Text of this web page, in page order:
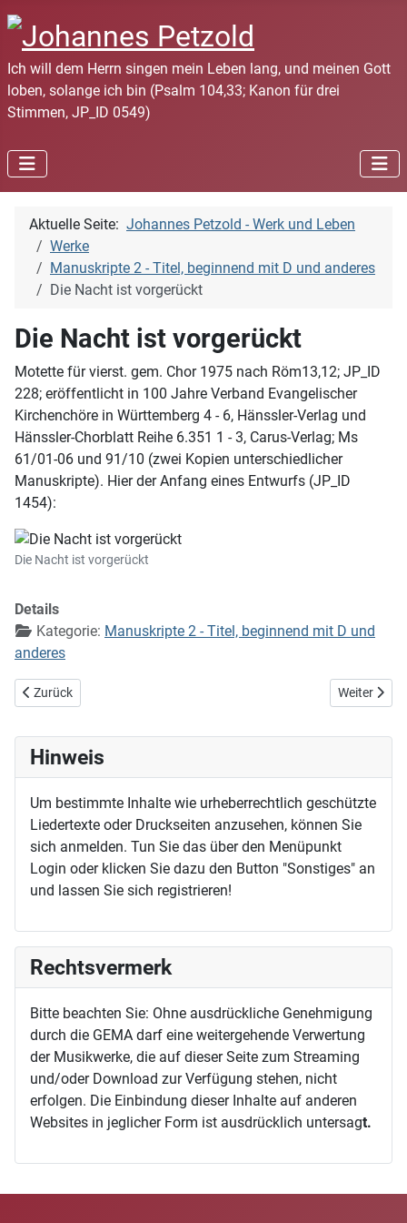
Ich will dem Herrn singen mein Leben lang, und meinen Gott
loben, solange ich bin (Psalm 104,33; Kanon für drei
Stimmen, JP_ID 0549)
Aktuelle Seite: Johannes Petzold - Werk und Leben
Werke
Manuskripte 2 - Titel, beginnend mit D und anderes
Die Nacht ist vorgerückt
Die Nacht ist vorgerückt
Motette für vierst. gem. Chor 1975 nach Röm13,12; JP_ID
228; eröffentlicht in 100 Jahre Verband Evangelischer
Kirchenchöre in Württemberg 4 - 6, Hänssler-Verlag und
Hänssler-Chorblatt Reihe 6.351 1 - 3, Carus-Verlag; Ms
61/01-06 und 91/10 (zwei Kopien unterschiedlicher
Manuskripte). Hier der Anfang eines Entwurfs (JP_ID
1454):
Die Nacht ist vorgerückt
Details
Kategorie: Manuskripte 2 - Titel, beginnend mit D und
anderes
Vorheriger Beitrag: Die Nacht ist vorgedrungen (EG 16)
Zurück Nächster
Weiter
Hinweis
Um bestimmte Inhalte wie urheberrechtlich geschützte
Liedertexte oder Druckseiten anzusehen, können Sie
sich anmelden. Tun Sie das über den Menüpunkt
Login oder klicken Sie dazu den Button "Sonstiges" an
und lassen Sie sich registrieren!
Rechtsvermerk
Bitte beachten Sie: Ohne ausdrückliche Genehmigung
durch die GEMA darf eine weitergehende Verwertung
der Musikwerke, die auf dieser Seite zum Streaming
und/oder Download zur Verfügung stehen, nicht
erfolgen. Die Einbindung dieser Inhalte auf anderen
Websites in jeglicher Form ist ausdrücklich untersagt.